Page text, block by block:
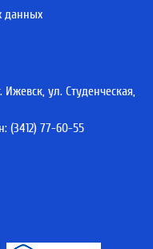
данных
Ижевск, ул. Студенческая,
(3412) 77-60-55